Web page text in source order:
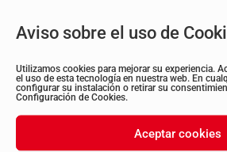
Aviso sobre el uso de
Utilizamos cookies para mejorar su experiencia.
el uso de esta tecnología en nuestra web. En
configurar su instalación o retirar su
Configuración de Cookies.
Aceptar cookies
Esta operación responde a una
general en el sector de la
despachos para afrontar con
normativos, regulatorios y de
“Este proyecto refuerza nuestra
servicio y nos permite consolidar